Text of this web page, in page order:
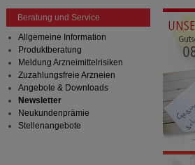
Beratung und Service
Allgemeine Information
Produktberatung
Meldung Arzneimittelrisiken
Zuzahlungsfreie Arzneien
Angebote & Downloads
Newsletter
Neukundenprämie
Stellenangebote